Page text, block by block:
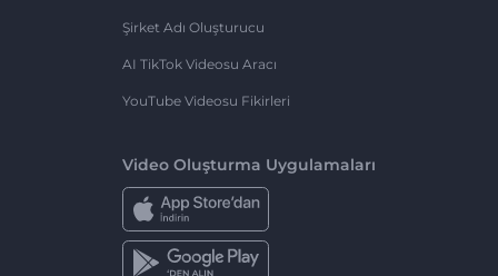
Şirket Adı Oluşturucu
AI TikTok Videosu Aracı
YouTube Videosu Fikirleri
Video Oluşturma Uygulamaları